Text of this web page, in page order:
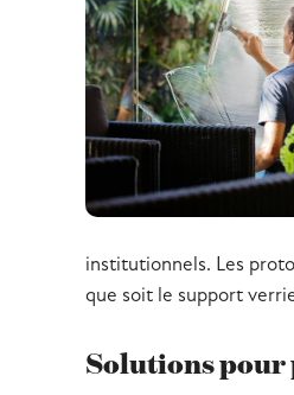
institutionnels. Les
que soit le support
Solutions